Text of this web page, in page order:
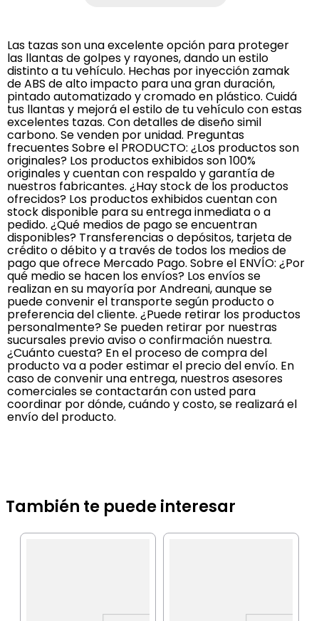
Las tazas son una excelente opción para proteger
las llantas de golpes y rayones, dando un estilo
distinto a tu vehículo. Hechas por inyección zamak
de ABS de alto impacto para una gran duración,
pintado automatizado y cromado en plástico. Cuidá
tus llantas y mejorá el estilo de tu vehículo con estas
excelentes tazas. Con detalles de diseño simil
carbono. Se venden por unidad. Preguntas
frecuentes Sobre el PRODUCTO: ¿Los productos son
originales? Los productos exhibidos son 100%
originales y cuentan con respaldo y garantía de
nuestros fabricantes. ¿Hay stock de los productos
ofrecidos? Los productos exhibidos cuentan con
stock disponible para su entrega inmediata o a
pedido. ¿Qué medios de pago se encuentran
disponibles? Transferencias o depósitos, tarjeta de
crédito o débito y a través de todos los medios de
pago que ofrece Mercado Pago. Sobre el ENVÍO: ¿Por
qué medio se hacen los envíos? Los envíos se
realizan en su mayoría por Andreani, aunque se
puede convenir el transporte según producto o
preferencia del cliente. ¿Puede retirar los productos
personalmente? Se pueden retirar por nuestras
sucursales previo aviso o confirmación nuestra.
¿Cuánto cuesta? En el proceso de compra del
producto va a poder estimar el precio del envío. En
caso de convenir una entrega, nuestros asesores
comerciales se contactarán con usted para
coordinar por dónde, cuándo y costo, se realizará el
envío del producto.
También te puede interesar